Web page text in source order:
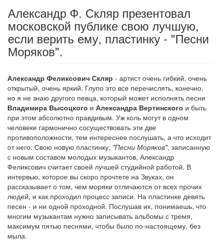
Александр Ф. Скляр презентовал
московской публике свою лучшую,
если верить ему, пластинку - "Песни
Моряков".
Александр Феликсович Скляр - артист очень гибкий, очень
открытый, очень яркий. Глупо это все перечислять, конечно,
но я не знаю другого певца, который может исполнять песни
Владимира Высоцкого и Александра Вертинского и быть
при этом абсолютно правдивым. Уж коль могут в одном
человеке гармонично сосуществовать эти две
противоположности, тем интереснее послушать, а что исходит
от него. Свою новую пластинку, "Песни Моряков", записанную
с новым составом молодых музыкантов, Александр
Феликсович считает своей лучшей студийной работой. В
интервью, которое вы скоро прочтете на Звуках, он
рассказывает о том, чем моряки отличаются от всех прочих
людей, и как проходил процесс записи. На пластинке девять
песен - и ни одной проходной. Послушав их, понимаешь, что
многим музыкантам нужно записывать альбомы с тремя,
максимум пятью песнями, чтобы было по-настоящему, без
мыла.